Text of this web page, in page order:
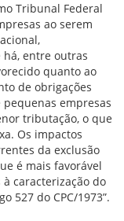
Tribunal Federal
ao serem
há, entre outras
quanto ao
de obrigações
empresas
tributação, o que
Os impactos
da exclusão
é mais favorável
caracterização do
527 do CPC/1973”.